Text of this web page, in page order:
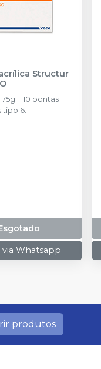
Structur
+ 10 pontas
tipo 6.
via Whatsapp
produtos